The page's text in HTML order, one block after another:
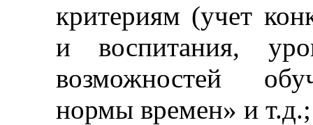
критериям (учет
и воспитания,
возможностей
нормы времен» и т.д.;